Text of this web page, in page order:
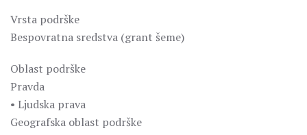
Vrsta podrške
Bespovratna sredstva (grant šeme)
Oblast podrške
Pravda
• Ljudska prava
Geografska oblast podrške